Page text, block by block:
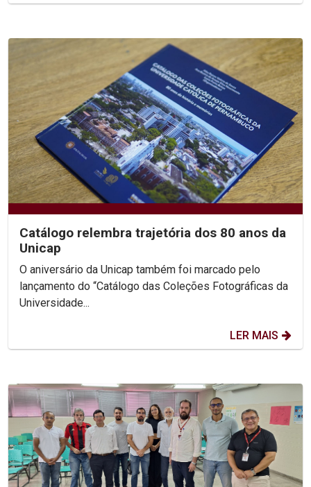
Catálogo relembra trajetória dos 80 anos da
Unicap
O aniversário da Unicap também foi marcado pelo
lançamento do “Catálogo das Coleções Fotográficas da
Universidade...
LER MAIS